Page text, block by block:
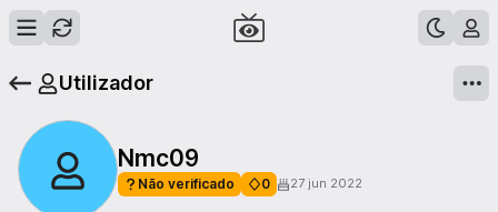
Utilizador
Nmc09
Não verificado 0 27 jun 2022